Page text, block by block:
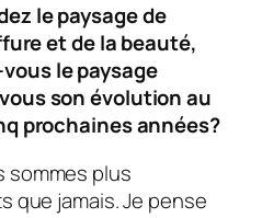
le paysage de
et de la beauté,
le paysage
son évolution au
prochaines années?
sommes plus
que jamais. Je pense